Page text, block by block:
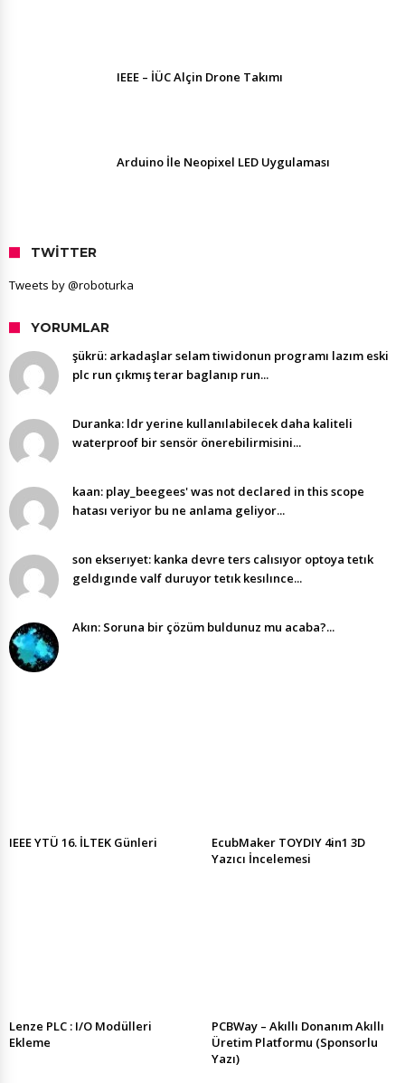
IEEE – İÜC Alçin Drone Takımı
Arduino İle Neopixel LED Uygulaması
TWITTER
Tweets by @roboturka
YORUMLAR
şükrü: arkadaşlar selam tiwidonun programı lazım eski
plc run çıkmış terar baglanıp run...
Duranka: ldr yerine kullanılabilecek daha kaliteli
waterproof bir sensör önerebilirmisini...
kaan: play_beegees' was not declared in this scope
hatası veriyor bu ne anlama geliyor...
son ekserıyet: kanka devre ters calısıyor optoya tetık
geldıgınde valf duruyor tetık kesılınce...
Akın: Soruna bir çözüm buldunuz mu acaba?...
IEEE YTÜ 16. İLTEK Günleri
EcubMaker TOYDIY 4in1 3D
Yazıcı İncelemesi
Lenze PLC : I/O Modülleri
Ekleme
PCBWay – Akıllı Donanım Akıllı
Üretim Platformu (Sponsorlu
Yazı)